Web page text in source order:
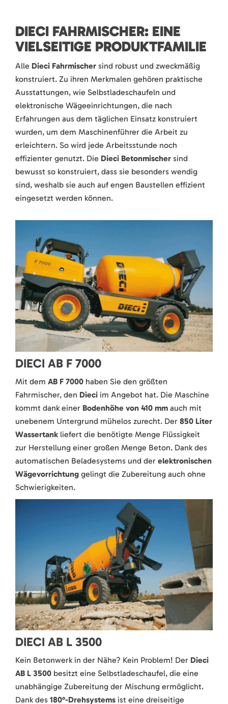
DIECI FAHRMISCHER: EINE
VIELSEITIGE PRODUKTFAMILIE
Alle Dieci Fahrmischer sind robust und zweckmäßig
konstruiert. Zu ihren Merkmalen gehören praktische
Ausstattungen, wie Selbstladeschaufeln und
elektronische Wägeeinrichtungen, die nach
Erfahrungen aus dem täglichen Einsatz konstruiert
wurden, um dem Maschinenführer die Arbeit zu
erleichtern. So wird jede Arbeitsstunde noch
effizienter genutzt. Die Dieci Betonmischer sind
bewusst so konstruiert, dass sie besonders wendig
sind, weshalb sie auch auf engen Baustellen effizient
eingesetzt werden können.
DIECI AB F 7000
Mit dem AB F 7000 haben Sie den größten
Fahrmischer, den Dieci im Angebot hat. Die Maschine
kommt dank einer Bodenhöhe von 410 mm auch mit
unebenem Untergrund mühelos zurecht. Der 850 Liter
Wassertank liefert die benötigte Menge Flüssigkeit
zur Herstellung einer großen Menge Beton. Dank des
automatischen Beladesystems und der elektronischen
Wägevorrichtung gelingt die Zubereitung auch ohne
Schwierigkeiten.
DIECI AB L 3500
Kein Betonwerk in der Nähe? Kein Problem! Der Dieci
AB L 3500 besitzt eine Selbstladeschaufel, die eine
unabhängige Zubereitung der Mischung ermöglicht.
Dank des 180°-Drehsystems ist eine dreiseitige